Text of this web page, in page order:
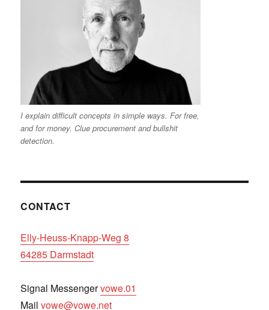
I explain difficult concepts in simple ways. For free,
and for money. Clue procurement and bullshit
detection.
CONTACT
Elly-Heuss-Knapp-Weg 8
64285 Darmstadt
Signal Messengervowe.01
Mailvowe@vowe.net